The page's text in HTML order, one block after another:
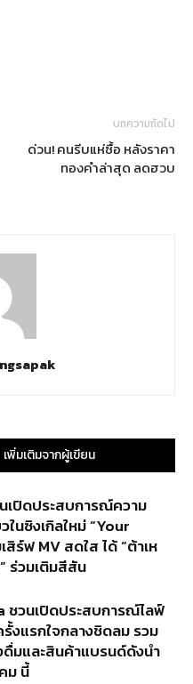
บทความถัดไป
ด่วน! คนรีบแห่ซื้อ หลังราคา
ทองคำล่าสุด ลดฮวบ
เพิ่มเติมจากผู้เขียน
เปิดประสบการณ์ความ
ในซิงเกิลใหม่ “Your
ร์ฟ MV สดใส ได้ “ต้าเห
ร่วมเติมสีสัน
ชวนเปิดประสบการณ์ไลฟ์
งแรกใจกลางชิดลม รวม
มและสินค้าแบรนด์ดังนำ
ม นี้